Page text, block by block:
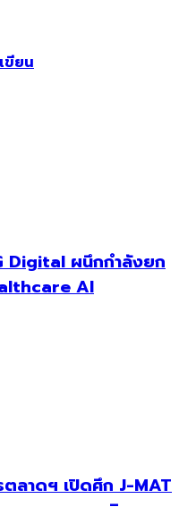
ขียน
Digital ผนึกกำลังยก
AI
ลาดฯ เปิดศึก J-MAT